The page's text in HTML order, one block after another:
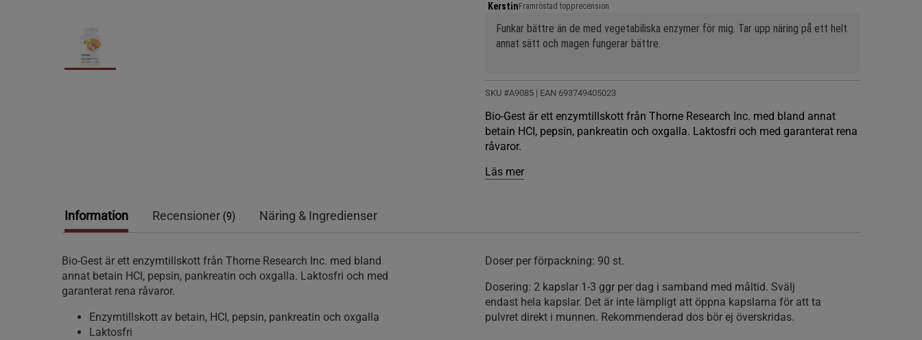
Kerstin Framröstad topprecension
Funkar bättre än de med vegetabiliska enzymer för mig. Tar upp näring på ett helt
annat sätt och magen fungerar bättre.
SKU #A9085 | EAN 693749405023
Bio-Gest är ett enzymtillskott från Thorne Research Inc. med bland annat
betain HCI, pepsin, pankreatin och oxgalla. Laktosfri och med garanterat rena
råvaror.
Läs mer
Information Recensioner (9) Näring & Ingredienser
Bio-Gest är ett enzymtillskott från Thorne Research Inc. med bland
annat betain HCI, pepsin, pankreatin och oxgalla. Laktosfri och med
garanterat rena råvaror.
Enzymtillskott av betain, HCI, pepsin, pankreatin och oxgalla
Laktosfri
Doser per förpackning: 90 st.
Dosering: 2 kapslar 1-3 ggr per dag i samband med måltid. Svälj
endast hela kapslar. Det är inte lämpligt att öppna kapslarna för att ta
pulvret direkt i munnen. Rekommenderad dos bör ej överskridas.